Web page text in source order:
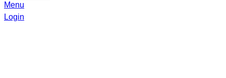
Menu
Login